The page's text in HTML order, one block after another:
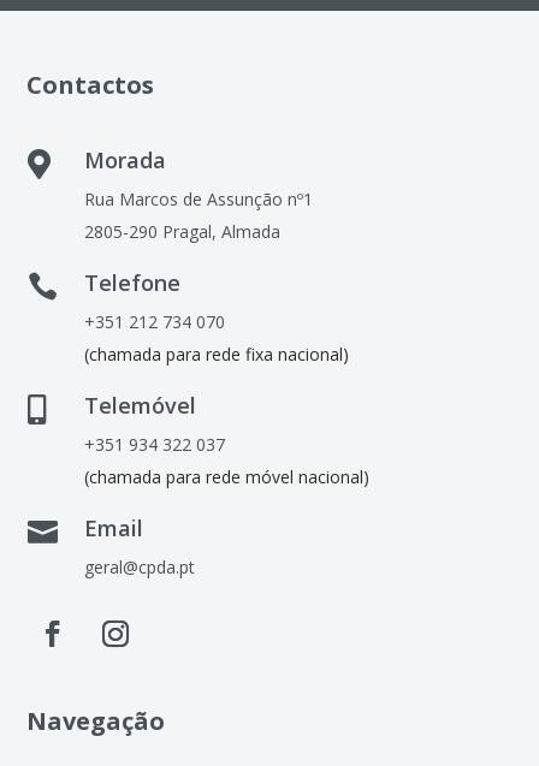
Contactos
 Morada
Rua Marcos de Assunção nº1
2805-290 Pragal, Almada
 Telefone
+351 212 734 070
(chamada para rede fixa nacional)
Telemóvel
+351 934 322 037
(chamada para rede móvel nacional)
 Email
geral@cpda.pt
Navegação